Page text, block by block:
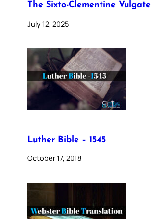
The Sixto-Clementine Vulgate
July 12, 2025
Luther Bible – 1545
October 17, 2018